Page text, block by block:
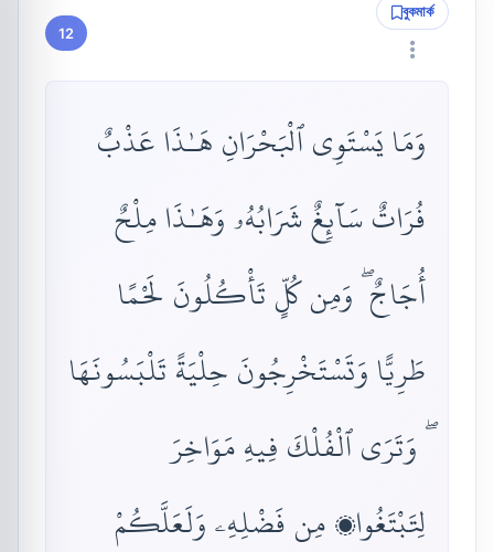
12
বুকমার্ক
وَمَا يَسْتَوِى ٱلْبَحْرَانِ هَـٰذَا عَذْبٌ
فُرَاتٌ سَآئِغٌ شَرَابُهُۥ وَهَـٰذَا مِلْحٌ
أُجَاجٌ ۖ وَمِن كُلٍّ تَأْكُلُونَ لَحْمًا
طَرِيًّا وَتَسْتَخْرِجُونَ حِلْيَةً تَلْبَسُونَهَا
ۖ وَتَرَى ٱلْفُلْكَ فِيهِ مَوَاخِرَ
لِتَبْتَغُوا۟ مِن فَضْلِهِۦ وَلَعَلَّكُمْ